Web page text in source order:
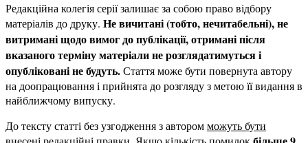
Редакційна колегія серії залишає за собою право відбору
матеріалів до друку. Не вичитані (тобто, нечитабельні), не
витримані щодо вимог до публікації, отримані після
вказаного терміну матеріали не розглядатимуться і
опубліковані не будуть.Стаття може бути повернута автору
на доопрацювання і прийнята до розгляду з метою її видання в
найближчому випуску.
До тексту статті без узгодження з авторомможуть бути